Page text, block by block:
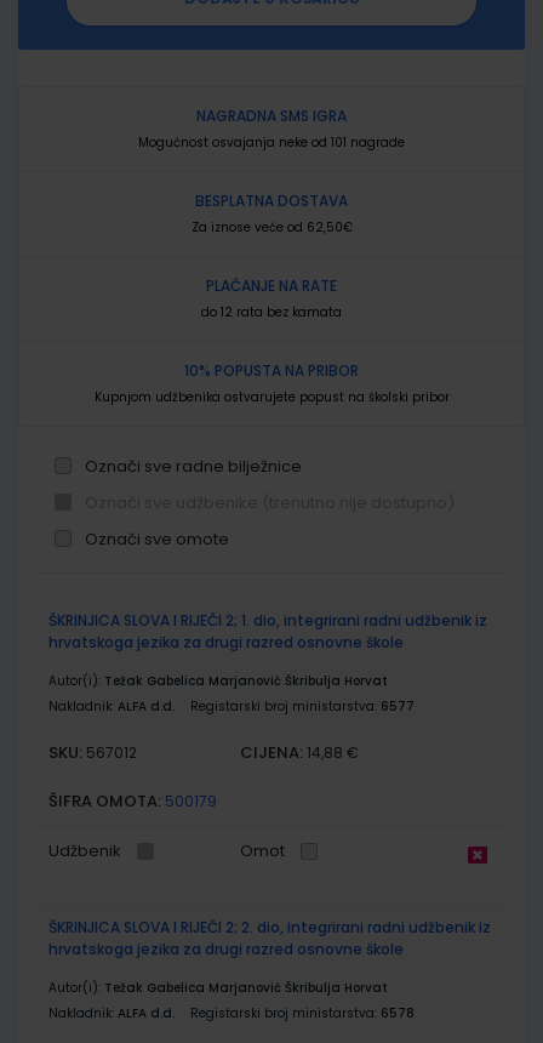
NAGRADNA SMS IGRA
Mogućnost osvajanja neke od 101 nagrade
BESPLATNA DOSTAVA
Za iznose veće od 62,50€
PLAĆANJE NA RATE
do 12 rata bez kamata
10% POPUSTA NA PRIBOR
Kupnjom udžbenika ostvarujete popust na školski pribor
Označi sve radne bilježnice
Označi sve omote
proizvodi
ŠKRINJICA SLOVA I RIJEČI 2; 1. dio, integrirani radni udžbenik iz
hrvatskoga jezika za drugi razred osnovne škole
Autor(i): Težak Gabelica Marjanović Škribulja Horvat
Nakladnik: ALFA d.d. Registarski broj ministarstva: 6577
SKU: 567012 CIJENA: 14,88 €
ŠIFRA OMOTA: 500179
Udžbenik Omot
ŠKRINJICA SLOVA I RIJEČI 2; 2. dio, integrirani radni udžbenik iz
hrvatskoga jezika za drugi razred osnovne škole
Autor(i): Težak Gabelica Marjanović Škribulja Horvat
Nakladnik: ALFA d.d. Registarski broj ministarstva: 6578